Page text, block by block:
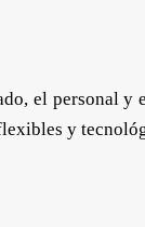
el personal
y